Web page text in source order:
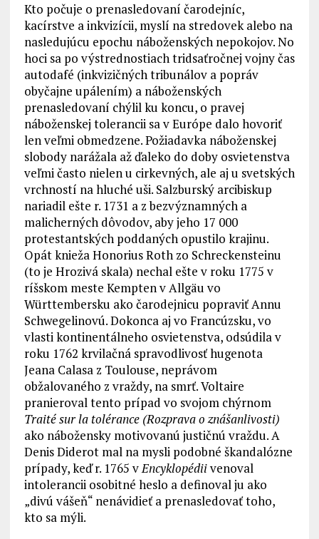
Kto počuje o prenasledovaní čarodejníc,
kacírstve a inkvizícii, myslí na stredovek alebo na
nasledujúcu epochu náboženských nepokojov. No
hoci sa po výstrednostiach tridsaťročnej vojny čas
autodafé (inkvizičných tribunálov a popráv
obyčajne upálením) a náboženských
prenasledovaní chýlil ku koncu, o pravej
náboženskej tolerancii sa v Európe dalo hovoriť
len veľmi obmedzene. Požiadavka náboženskej
slobody narážala až ďaleko do doby osvietenstva
veľmi často nielen u cirkevných, ale aj u svetských
vrchností na hluché uši. Salzburský arcibiskup
nariadil ešte r. 1731 a z bezvýznamných a
malicherných dôvodov, aby jeho 17 000
protestantských poddaných opustilo krajinu.
Opát knieža Honorius Roth zo Schreckensteinu
(to je Hrozivá skala) nechal ešte v roku 1775 v
ríšskom meste Kempten v Allgäu vo
Württembersku ako čarodejnicu popraviť Annu
Schwegelinovú. Dokonca aj vo Francúzsku, vo
vlasti kontinentálneho osvietenstva, odsúdila v
roku 1762 krvilačná spravodlivosť hugenota
Jeana Calasa z Toulouse, neprávom
obžalovaného z vraždy, na smrť. Voltaire
pranieroval tento prípad vo svojom chýrnom
Traité sur la tolérance (Rozprava o znášanlivosti)
ako nábožensky motivovanú justičnú vraždu. A
Denis Diderot mal na mysli podobné škandalózne
prípady, keď r. 1765 vEncyklopédiivenoval
intolerancii osobitné heslo a definoval ju ako
„divú vášeň“ nenávidieť a prenasledovať toho,
kto sa mýli.